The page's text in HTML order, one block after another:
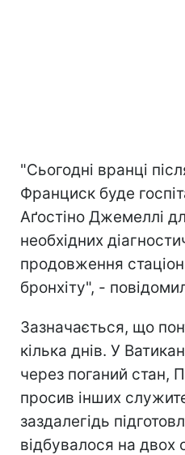
"Сьогодні вранці
Франциск буде
Аґостіно Джемеллі
необхідних
продовження
бронхіту", -
Зазначається, що
кілька днів. У
через поганий стан,
просив інших
заздалегідь
відбувалося на двох